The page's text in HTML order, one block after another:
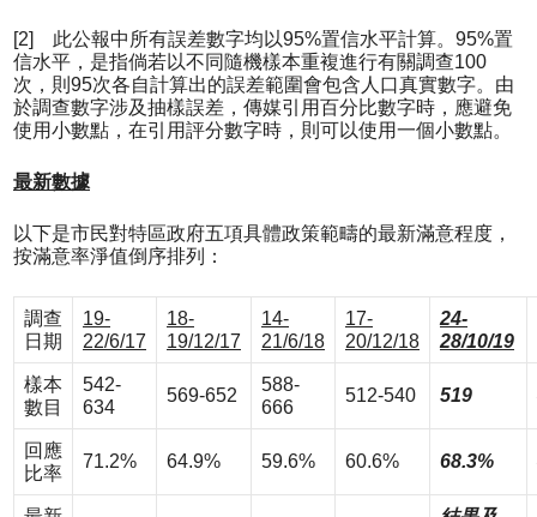
[2] 此公報中所有誤差數字均以95%置信水平計算。95%置
信水平，是指倘若以不同隨機樣本重複進行有關調查100
次，則95次各自計算出的誤差範圍會包含人口真實數字。由
於調查數字涉及抽樣誤差，傳媒引用百分比數字時，應避免
使用小數點，在引用評分數字時，則可以使用一個小數點。
最新數據
以下是市民對特區政府五項具體政策範疇的最新滿意程度，
按滿意率淨值倒序排列：
調查
日期
19-
22/6/17
18-
19/12/17
14-
21/6/18
17-
20/12/18
24-
28/10/19
樣本
數目
542-
634
569-652
588-
666
512-540 519
回應
比率
71.2% 64.9% 59.6% 60.6% 68.3%